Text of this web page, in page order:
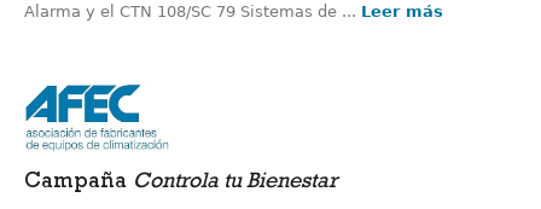
Alarma y el CTN 108/SC 79 Sistemas de ... Leer más
Campaña Controla tu Bienestar